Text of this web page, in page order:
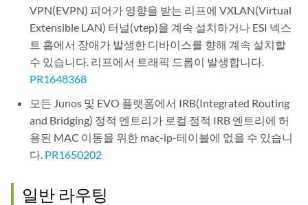
VPN(EVPN) 피어가 영향을 받는 리프에 VXLAN(Virtual
Extensible LAN) 터널(vtep)을 계속 설치하거나 ESI 넥스
트 홉에서 장애가 발생한 디바이스를 향해 계속 설치할
수 있습니다. 리프에서 트래픽 드롭이 발생합니다.
PR1648368
모든 Junos 및 EVO 플랫폼에서 IRB(Integrated Routing
and Bridging) 정적 엔트리가 로컬 정적 IRB 엔트리에 허
용된 MAC 이동을 위한 mac-ip-테이블에 없을 수 있습니
다. PR1650202
일반 라우팅